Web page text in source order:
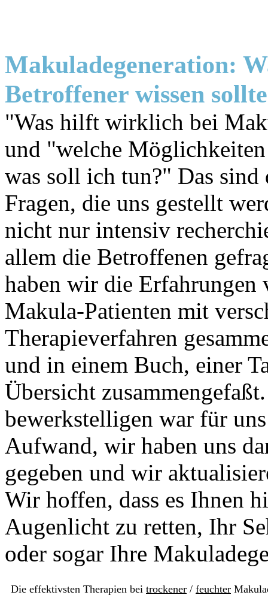
Makuladegeneration:
Betroffener wissen sollte
"Was hilft wirklich bei
und "welche
was soll ich tun?" Das sind
Fragen, die uns gestellt
nicht nur intensiv
allem die Betroffenen
haben wir die
Makula-Patienten mit
Therapieverfahren
und in einem Buch, einer
Übersicht
bewerkstelligen war für
Aufwand, wir haben uns
gegeben und wir
Wir hoffen, dass es Ihnen
Augenlicht zu retten, Ihr
oder sogar Ihre
Die effektivsten Therapien bei trockener / feuchter